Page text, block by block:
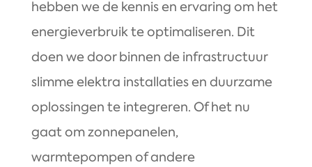
hebben we de kennis en ervaring om het
energieverbruik te optimaliseren. Dit
doen we door binnen de infrastructuur
slimme elektra installaties en duurzame
oplossingen te integreren. Of het nu
gaat om zonnepanelen,
warmtepompen of andere